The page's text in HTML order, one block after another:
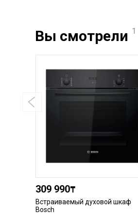
Вы смотрели 1
309 990₸
Встраиваемый духовой шкаф
Bosch